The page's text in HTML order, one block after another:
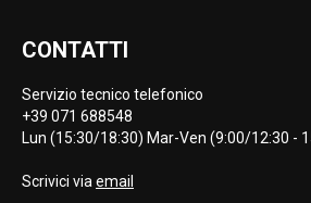
CONTATTI
Servizio tecnico telefonico
+39 071 688548
Lun (15:30/18:30) Mar-Ven (9:00/12:30 -
Scrivici via email